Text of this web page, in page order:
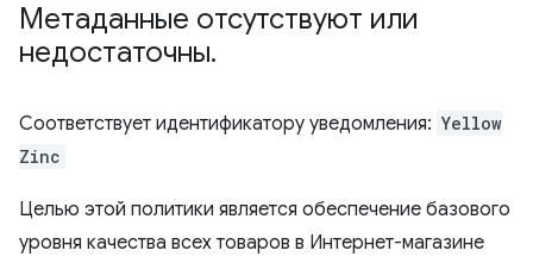
Метаданные отсутствуют или
недостаточны.
Соответствует идентификатору уведомления: Yellow
Zinc
Целью этой политики является обеспечение базового
уровня качества всех товаров в Интернет-магазине